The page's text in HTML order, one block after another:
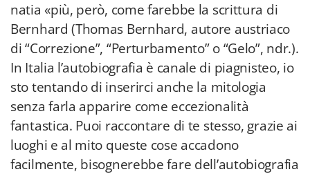
natia «più, però, come farebbe la scrittura di
Bernhard (Thomas Bernhard, autore austriaco
di “Correzione”, “Perturbamento” o “Gelo”, ndr.).
In Italia l’autobiografia è canale di piagnisteo, io
sto tentando di inserirci anche la mitologia
senza farla apparire come eccezionalità
fantastica. Puoi raccontare di te stesso, grazie ai
luoghi e al mito queste cose accadono
facilmente, bisognerebbe fare dell’autobiografia